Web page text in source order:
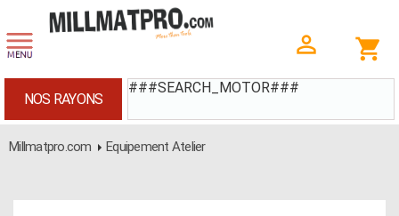
###SEARCH_MOTOR###
NOS RAYONS
Millmatpro.com Equipement Atelier